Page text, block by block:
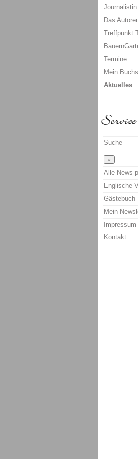
Journalistin
Das
Treffpunkt
Termine
Mein
Aktuelles
Suche
Alle News
Englische
Gästebuch
Mein
Impressum
Kontakt